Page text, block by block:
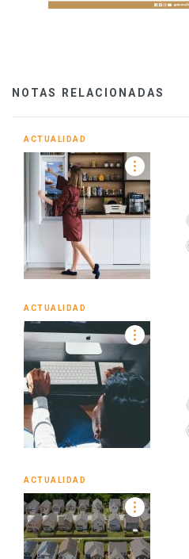
NOTAS RELACIONADAS
ACTUALIDAD
ACTUALIDAD
ACTUALIDAD